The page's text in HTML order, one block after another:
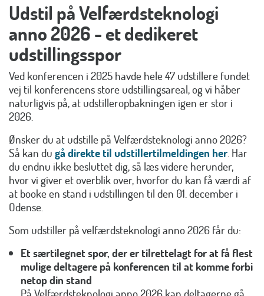
Udstil på Velfærdsteknologi
anno 2026 - et dedikeret
udstillingsspor
Ved konferencen i 2025 havde hele 47 udstillere fundet
vej til konferencens store udstillingsareal, og vi håber
naturligvis på, at udstilleropbakningen igen er stor i
2026.
Ønsker du at udstille på Velfærdsteknologi anno 2026?
Så kan du gå direkte til udstillertilmeldingen her. Har
du endnu ikke besluttet dig, så læs videre herunder,
hvor vi giver et overblik over, hvorfor du kan få værdi af
at booke en stand i udstillingen til den 01. december i
Odense.
Som udstiller på velfærdsteknologi anno 2026 får du:
Et særtilegnet spor, der er tilrettelagt for at få flest
mulige deltagere på konferencen til at komme forbi
netop din stand